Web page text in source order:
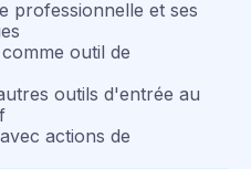
professionnelle et ses
outil de
outils d'entrée au
actions de